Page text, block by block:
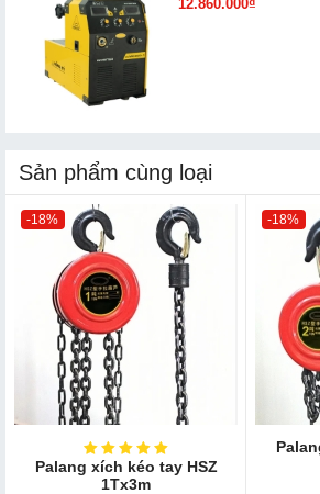
12.860.000₫
Sản phẩm cùng loại
-18%
Palang xích kéo tay HSZ
1Tx3m
-18%